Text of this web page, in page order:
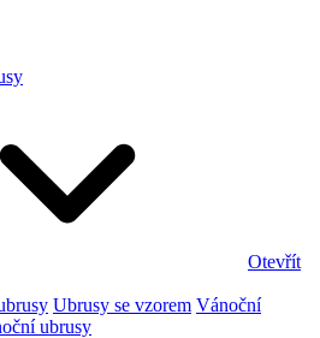
Otevřít
Ubrusy se vzorem Vánoční
ubrusy